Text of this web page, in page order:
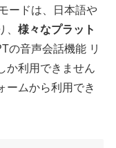
ードは、日本語や
様々なプラット
の音声会話機能 リ
か利用できません
ームから利用でき